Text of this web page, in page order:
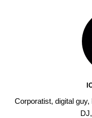
Corporatist, digital